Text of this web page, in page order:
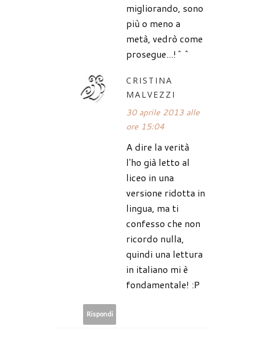
migliorando, sono
più o meno a
metà, vedrò come
prosegue...!^^
CRISTINA
MALVEZZI
30 aprile 2013 alle
ore 15:04
A dire la verità
l'ho già letto al
liceo in una
versione ridotta in
lingua, ma ti
confesso che non
ricordo nulla,
quindi una lettura
in italiano mi è
fondamentale! :P
Rispondi